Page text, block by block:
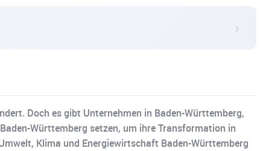
Doch es gibt Unternehmen in Baden-Württemberg,
Württemberg setzen, um ihre Transformation in
Klima und Energiewirtschaft Baden-Württemberg